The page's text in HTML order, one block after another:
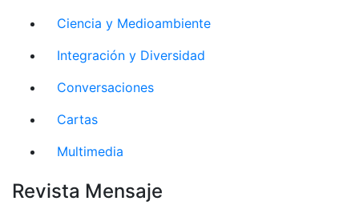
Ciencia y Medioambiente
Integración y Diversidad
Conversaciones
Cartas
Multimedia
Revista Mensaje